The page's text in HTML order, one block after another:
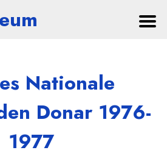
Nationale
Donar 1976-
1977